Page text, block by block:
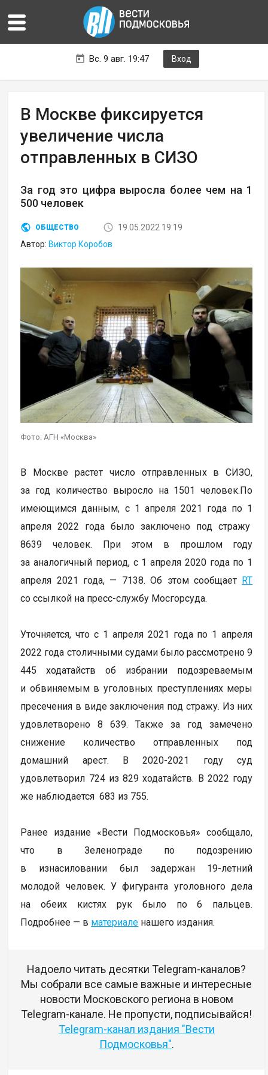
Вс. 9 авг. 19:47 Вход
В Москве фиксируется
увеличение числа
отправленных в СИЗО
За год это цифра выросла более чем на 1
500 человек
ОБЩЕСТВО
19.05.2022 19:19
Автор: Виктор Коробов
Фото: АГН «Москва»
В Москве растет число отправленных в СИЗО,
за год количество выросло на 1501 человек.По
имеющимся данным, с 1 апреля 2021 года по 1
апреля 2022 года было заключено под стражу
8639 человек. При этом в прошлом году
за аналогичный период, с 1 апреля 2020 года по 1
апреля 2021 года, — 7138. Об этом сообщает RT
со ссылкой на пресс-службу Мосгорсуда.
Уточняется, что с 1 апреля 2021 года по 1 апреля
2022 года столичными судами было рассмотрено 9
445 ходатайств об избрании подозреваемым
и обвиняемым в уголовных преступлениях меры
пресечения в виде заключения под стражу. Из них
удовлетворено 8 639. Также за год замечено
снижение количество отправленных под
домашний арест. В 2020-2021 году суд
удовлетворил 724 из 829 ходатайств. В 2022 году
же наблюдается 683 из 755.
Ранее издание «Вести Подмосковья» сообщало,
что в Зеленограде по подозрению
в изнасиловании был задержан 19-летний
молодой человек. У фигуранта уголовного дела
на обеих кистях рук было по 6 пальцев.
Подробнее — в материале нашего издания.
Надоело читать десятки Telegram-каналов?
Мы собрали все самые важные и интересные
новости Московского региона в новом
Telegram-канале. Не пропусти, подписывайся!
Telegram-канал издания "Вести
Подмосковья".